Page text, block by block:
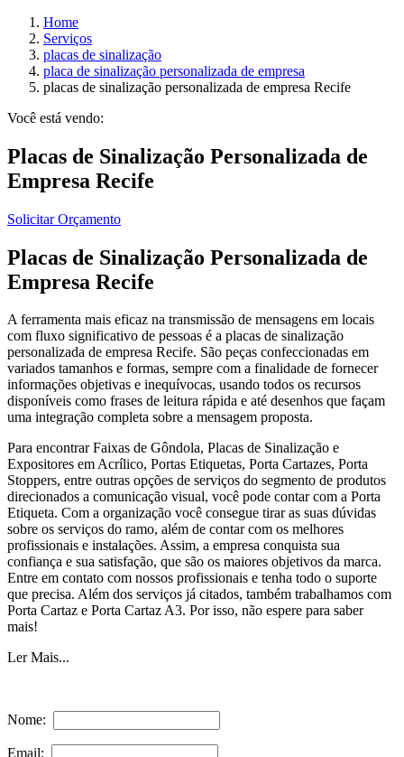
Home
Serviços
placas de sinalização
placa de sinalização personalizada de empresa
placas de sinalização personalizada de empresa Recife
Você está vendo:
Placas de Sinalização Personalizada de
Empresa Recife
Solicitar Orçamento
Placas de Sinalização Personalizada de
Empresa Recife
A ferramenta mais eficaz na transmissão de mensagens em locais
com fluxo significativo de pessoas é a placas de sinalização
personalizada de empresa Recife. São peças confeccionadas em
variados tamanhos e formas, sempre com a finalidade de fornecer
informações objetivas e inequívocas, usando todos os recursos
disponíveis como frases de leitura rápida e até desenhos que façam
uma integração completa sobre a mensagem proposta.
Para encontrar Faixas de Gôndola, Placas de Sinalização e
Expositores em Acrílico, Portas Etiquetas, Porta Cartazes, Porta
Stoppers, entre outras opções de serviços do segmento de produtos
direcionados a comunicação visual, você pode contar com a Porta
Etiqueta. Com a organização você consegue tirar as suas dúvidas
sobre os serviços do ramo, além de contar com os melhores
profissionais e instalações. Assim, a empresa conquista sua
confiança e sua satisfação, que são os maiores objetivos da marca.
Entre em contato com nossos profissionais e tenha todo o suporte
que precisa. Além dos serviços já citados, também trabalhamos com
Porta Cartaz e Porta Cartaz A3. Por isso, não espere para saber
mais!
Ler Mais...
Nome:
Email: